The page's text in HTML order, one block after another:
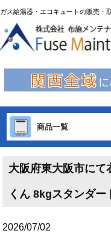
ガス給湯器・エコキュートの販売・
商品一覧
大阪府東大阪市にて
くん 8kgスタンダー
2026/07/02